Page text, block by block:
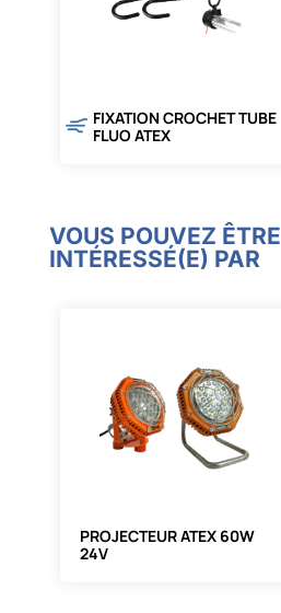
FIXATION CROCHET TUBE
FLUO ATEX
VOUS POUVEZ ÊTRE
INTÉRESSÉ(E) PAR
PROJECTEUR ATEX 60W
24V